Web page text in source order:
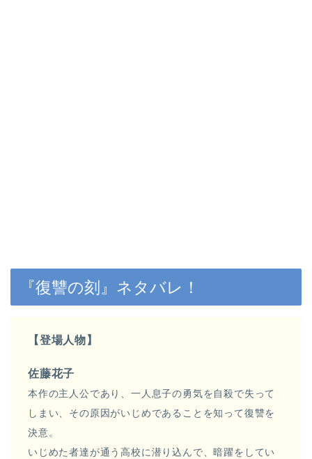
『復讐の刻』ネタバレ！
【登場人物】
佐藤花子
本作の主人公であり、一人息子の勇気を自殺で失って
しまい、その原因がいじめであることを知って復讐を
決意。
いじめた者達が通う高校に潜り込んで、暗躍をしてい